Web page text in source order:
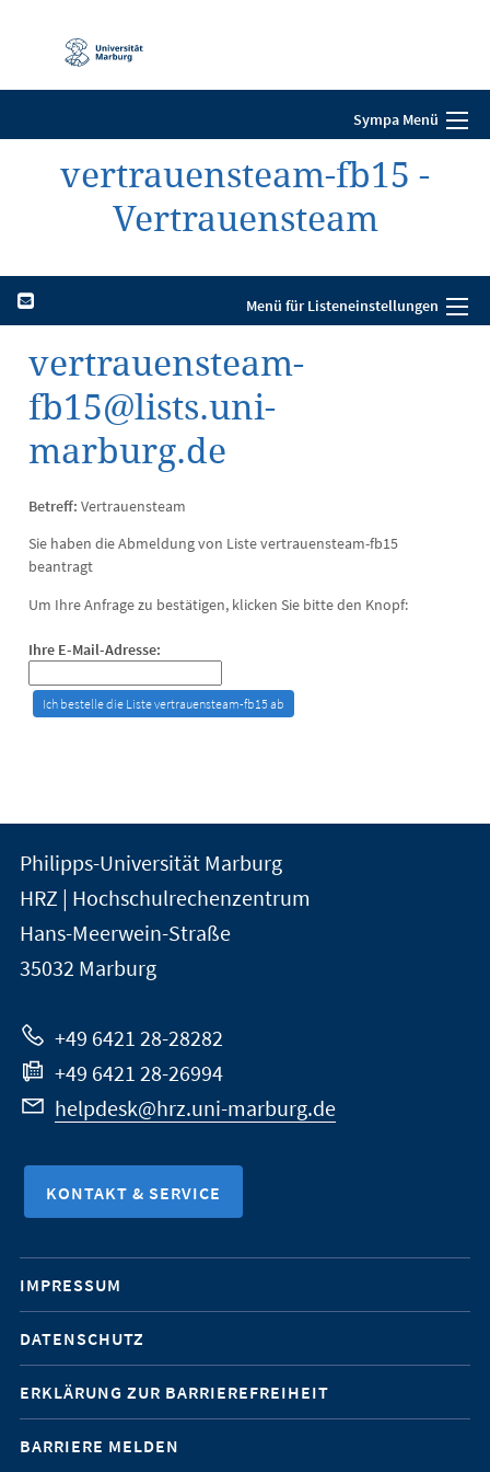
Navigation
Sympa Menü
vertrauensteam-fb15 -
Vertrauensteam
Menü für Listeneinstellungen
vertrauensteam-
fb15@lists.uni-
marburg.de
Betreff: Vertrauensteam
Sie haben die Abmeldung von Liste vertrauensteam-fb15
beantragt
Um Ihre Anfrage zu bestätigen, klicken Sie bitte den Knopf:
Ihre E-Mail-Adresse:
Kontakt
und
Informationen
zur
Website
der
Universität
Marburg
Philipps-Universität Marburg
HRZ | Hochschulrechenzentrum
Hans-Meerwein-Straße
35032 Marburg
+49 6421 28-28282
+49 6421 28-26994
helpdesk@hrz.uni-marburg.de
KONTAKT & SERVICE
Mobile-
Service-
Navigation
IMPRESSUM
DATENSCHUTZ
ERKLÄRUNG ZUR BARRIEREFREIHEIT
BARRIERE MELDEN